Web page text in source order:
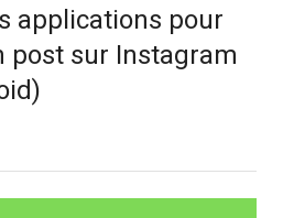
applications pour
sur Instagram